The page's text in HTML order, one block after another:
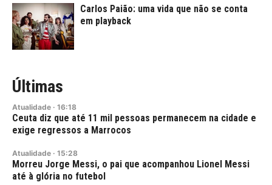
Carlos Paião: uma vida que não se conta
em playback
Últimas
Atualidade · 16:18
Ceuta diz que até 11 mil pessoas permanecem na cidade e
exige regressos a Marrocos
Atualidade · 15:28
Morreu Jorge Messi, o pai que acompanhou Lionel Messi
até à glória no futebol